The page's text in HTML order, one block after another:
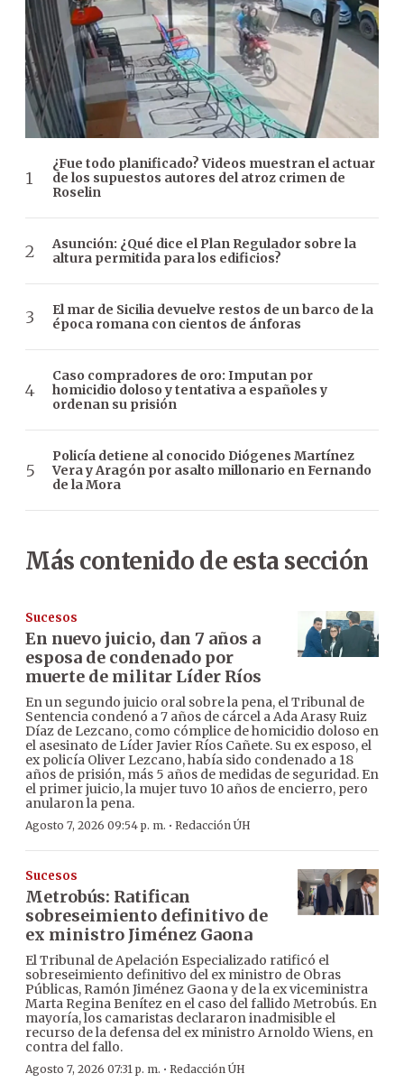
¿Fue todo planificado? Videos muestran el actuar
de los supuestos autores del atroz crimen de
Roselin
Asunción: ¿Qué dice el Plan Regulador sobre la
altura permitida para los edificios?
El mar de Sicilia devuelve restos de un barco de la
época romana con cientos de ánforas
Caso compradores de oro: Imputan por
homicidio doloso y tentativa a españoles y
ordenan su prisión
Policía detiene al conocido Diógenes Martínez
Vera y Aragón por asalto millonario en Fernando
de la Mora
Más contenido de esta sección
Sucesos
En nuevo juicio, dan 7 años a
esposa de condenado por
muerte de militar Líder Ríos
En un segundo juicio oral sobre la pena, el Tribunal de
Sentencia condenó a 7 años de cárcel a Ada Arasy Ruiz
Díaz de Lezcano, como cómplice de homicidio doloso en
el asesinato de Líder Javier Ríos Cañete. Su ex esposo, el
ex policía Oliver Lezcano, había sido condenado a 18
años de prisión, más 5 años de medidas de seguridad. En
el primer juicio, la mujer tuvo 10 años de encierro, pero
anularon la pena.
Agosto 7, 2026 09:54 p. m. · Redacción ÚH
Sucesos
Metrobús: Ratifican
sobreseimiento definitivo de
ex ministro Jiménez Gaona
El Tribunal de Apelación Especializado ratificó el
sobreseimiento definitivo del ex ministro de Obras
Públicas, Ramón Jiménez Gaona y de la ex viceministra
Marta Regina Benítez en el caso del fallido Metrobús. En
mayoría, los camaristas declararon inadmisible el
recurso de la defensa del ex ministro Arnoldo Wiens, en
contra del fallo.
Agosto 7, 2026 07:31 p. m. · Redacción ÚH